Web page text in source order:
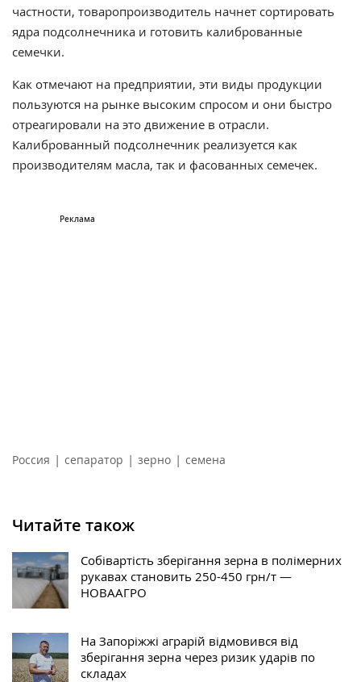
частности, товаропроизводитель начнет сортировать
ядра подсолнечника и готовить калиброванные
семечки.
Как отмечают на предприятии, эти виды продукции
пользуются на рынке высоким спросом и они быстро
отреагировали на это движение в отрасли.
Калиброванный подсолнечник реализуется как
производителям масла, так и фасованных семечек.
Россия | сепаратор | зерно | семена
Читайте також
Собівартість зберігання зерна в полімерних
рукавах становить 250-450 грн/т —
НОВААГРО
На Запоріжжі аграрій відмовився від
зберігання зерна через ризик ударів по
складах